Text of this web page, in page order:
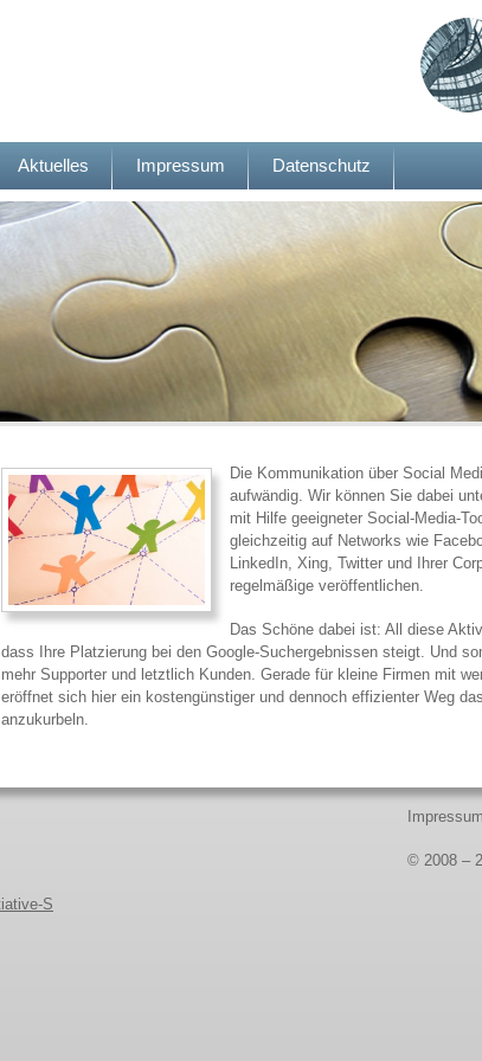
Aktuelles Impressum Datenschutz
Die Kommunikation über Social
aufwändig. Wir können Sie dabei
mit Hilfe geeigneter Social-Media-
gleichzeitig auf Networks wie
LinkedIn, Xing, Twitter und Ihrer
regelmäßige veröffentlichen.
Das Schöne dabei ist: All diese
dass Ihre Platzierung bei den Google-Suchergebnissen steigt. Und
mehr Supporter und letztlich Kunden. Gerade für kleine Firmen mit
eröffnet sich hier ein kostengünstiger und dennoch effizienter Weg
anzukurbeln.
Impressum
© 2008 –